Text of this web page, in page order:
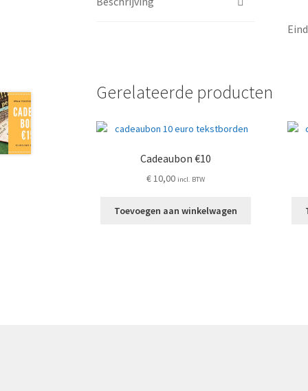
Gerelateerde producten
Cadeaubon €10
€10,00 incl. BTW
Toevoegen aan winkelwagen